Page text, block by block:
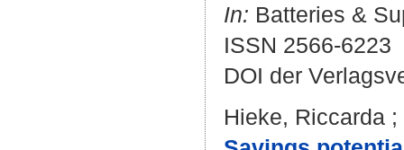
In: Batteries &
ISSN 2566-6223
DOI der
Hieke, Riccarda ;